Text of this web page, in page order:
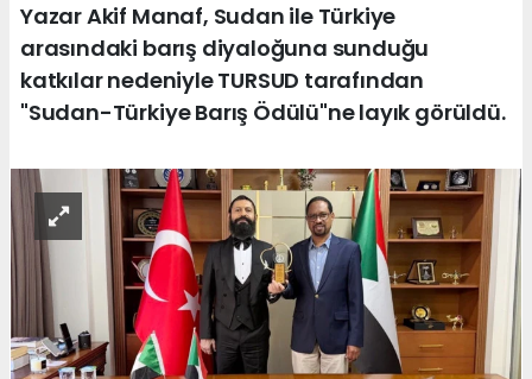
Yazar Akif Manaf, Sudan ile Türkiye
arasındaki barış diyaloğuna sunduğu
katkılar nedeniyle TURSUD tarafından
"Sudan-Türkiye Barış Ödülü"ne layık görüldü.